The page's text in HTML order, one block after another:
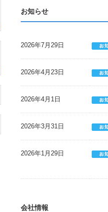
お知らせ
2026年7月29日
2026年4月23日
2026年4月1日
2026年3月31日
2026年1月29日
会社情報